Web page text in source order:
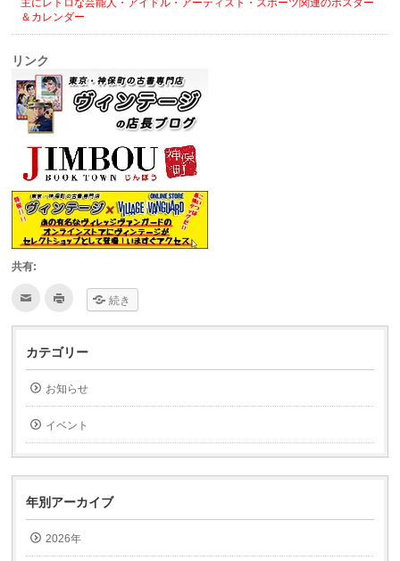
＆カレンダー
リンク
共有:
ク
て
友
達
へ
メ
ー
で
送
信
(新
い
ィ
ン
ド
ウ
で
開
ク
て
印
刷
(新
し
い
ィ
ン
ド
ウ
開
ま
す)
続き
カテゴリー
お知らせ
イベント
年別アーカイブ
2026年